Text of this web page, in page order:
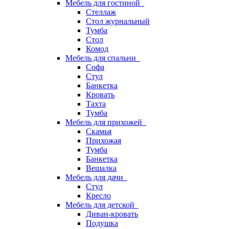
Мебель для гостиной
Стеллаж
Стол журнальный
Тумба
Стол
Комод
Мебель для спальни
Софа
Стул
Банкетка
Кровать
Тахта
Тумба
Мебель для прихожей
Скамья
Прихожая
Тумба
Банкетка
Вешалка
Мебель для дачи
Стул
Кресло
Мебель для детской
Диван-кровать
Подушка